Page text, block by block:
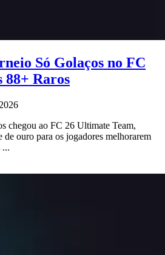
Só Golaços no FC
88+ Raros
chegou ao FC 26 Ultimate Team,
de ouro para os jogadores melhorarem
...